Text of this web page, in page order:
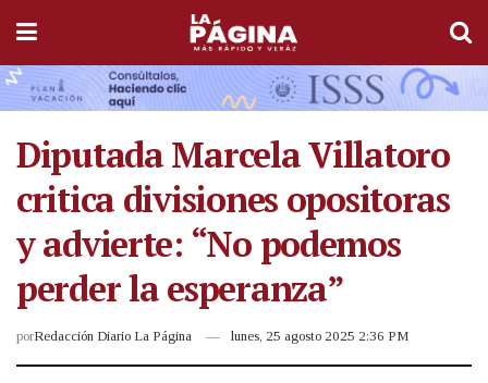
Diputada Marcela Villatoro
critica divisiones opositoras
y advierte: “No podemos
perder la esperanza”
porRedacción Diario La Página lunes, 25 agosto 2025 2:36 PM